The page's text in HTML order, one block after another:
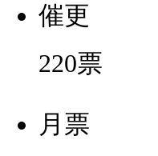
催更
220票
月票